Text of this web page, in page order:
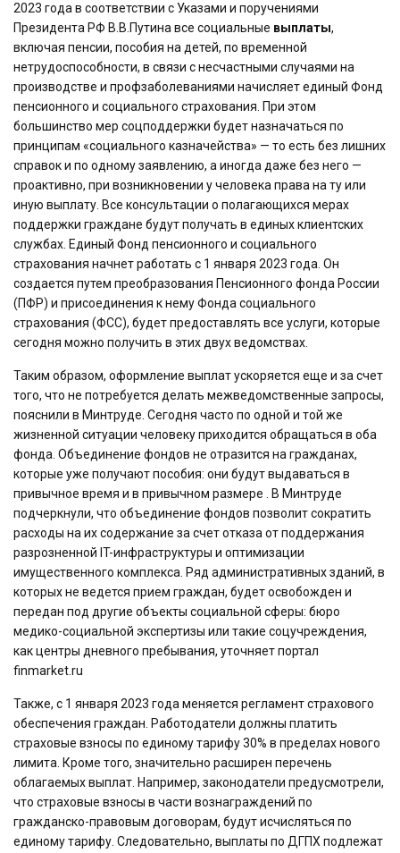
2023 года в соответствии с Указами и поручениями
Президента РФ В.В.Путина все социальные выплаты,
включая пенсии, пособия на детей, по временной
нетрудоспособности, в связи с несчастными случаями на
производстве и профзаболеваниями начисляет единый Фонд
пенсионного и социального страхования. При этом
большинство мер соцподдержки будет назначаться по
принципам «социального казначейства» — то есть без лишних
справок и по одному заявлению, а иногда даже без него —
проактивно, при возникновении у человека права на ту или
иную выплату. Все консультации о полагающихся мерах
поддержки граждане будут получать в единых клиентских
службах. Единый Фонд пенсионного и социального
страхования начнет работать с 1 января 2023 года. Он
создается путем преобразования Пенсионного фонда России
(ПФР) и присоединения к нему Фонда социального
страхования (ФСС), будет предоставлять все услуги, которые
сегодня можно получить в этих двух ведомствах.
Таким образом, оформление выплат ускоряется еще и за счет
того, что не потребуется делать межведомственные запросы,
пояснили в Минтруде. Сегодня часто по одной и той же
жизненной ситуации человеку приходится обращаться в оба
фонда. Объединение фондов не отразится на гражданах,
которые уже получают пособия: они будут выдаваться в
привычное время и в привычном размере . В Минтруде
подчеркнули, что объединение фондов позволит сократить
расходы на их содержание за счет отказа от поддержания
разрозненной IT-инфраструктуры и оптимизации
имущественного комплекса. Ряд административных зданий, в
которых не ведется прием граждан, будет освобожден и
передан под другие объекты социальной сферы: бюро
медико-социальной экспертизы или такие соцучреждения,
как центры дневного пребывания, уточняет портал
finmarket.ru
Также, с 1 января 2023 года меняется регламент страхового
обеспечения граждан. Работодатели должны платить
страховые взносы по единому тарифу 30% в пределах нового
лимита. Кроме того, значительно расширен перечень
облагаемых выплат. Например, законодатели предусмотрели,
что страховые взносы в части вознаграждений по
гражданско-правовым договорам, будут исчисляться по
единому тарифу. Следовательно, выплаты по ДГПХ подлежат